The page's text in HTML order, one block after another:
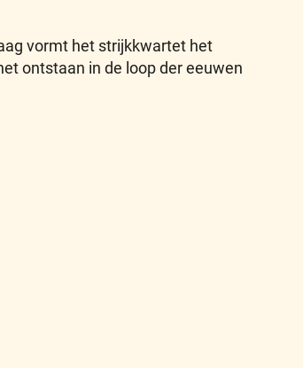
vormt het strijkkwartet het
ontstaan in de loop der eeuwen